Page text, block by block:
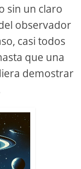
sin un claro
observador
casi todos
que una
demostrar